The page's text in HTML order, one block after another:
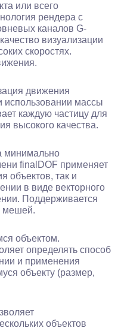
или всего
рендера с
каналов G-
визуализации
скоростях.
движения
массы
каждую частицу для
высокого качества.
минимально
finalDOF применяет
объектов, так и
в виде векторного
Поддерживается
мешей.
объектом.
определять способ
и применения
объекту (размер,
объектов